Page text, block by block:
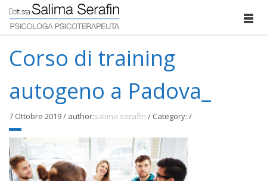
Corso di training
autogeno a Padova_
7 Ottobre 2019/ author:salima serafin / Category: /